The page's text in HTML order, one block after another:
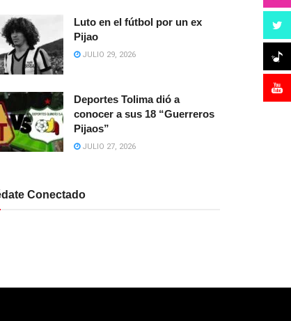
Luto en el fútbol por un ex
Pijao
JULIO 29, 2026
Deportes Tolima dió a
conocer a sus 18 “Guerreros
Pijaos”
JULIO 27, 2026
Conectado